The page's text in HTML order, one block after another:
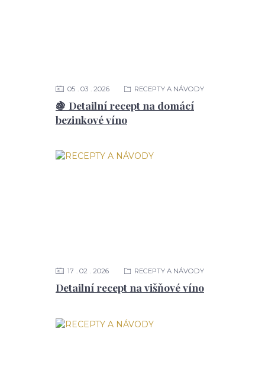
🍇 Detailní recept na domácí
bezinkové víno
05 03 2026 RECEPTY A NÁVODY
Detailní recept na višňové víno
17 02 2026 RECEPTY A NÁVODY